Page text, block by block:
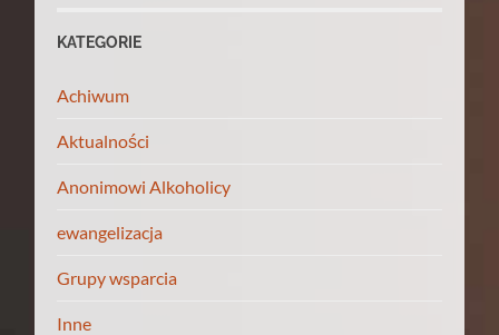
KATEGORIE
Achiwum
Aktualności
Anonimowi Alkoholicy
ewangelizacja
Grupy wsparcia
Inne